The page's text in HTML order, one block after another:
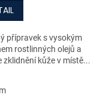
přípravek s vysokým
rostlinných olejů a
zklidnění kůže v místě...